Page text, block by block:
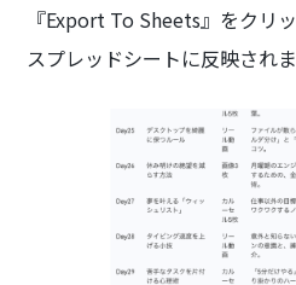
『Export To Sheets』をクリ
スプレッドシートに反映されま